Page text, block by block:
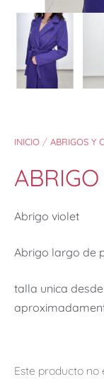
INICIO / ABRIGOS Y
Abrigo violet
Abrigo largo de
talla unica
Este producto no